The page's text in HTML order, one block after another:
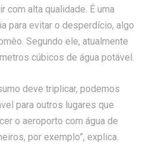
com alta qualidade. É uma
para evitar o desperdício, algo
Segundo ele, atualmente
cúbicos de água potável.
deve triplicar, podemos
para outros lugares que
o aeroporto com água de
por exemplo”, explica.